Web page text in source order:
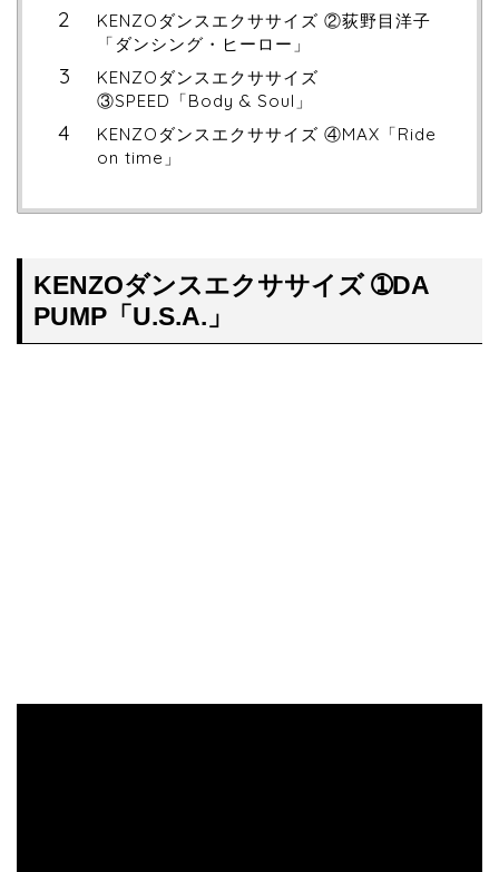
KENZOダンスエクササイズ ②荻野目洋子
「ダンシング・ヒーロー」
KENZOダンスエクササイズ
③SPEED「Body & Soul」
KENZOダンスエクササイズ ④MAX「Ride
on time」
KENZOダンスエクササイズ ➀DA
PUMP「U.S.A.」